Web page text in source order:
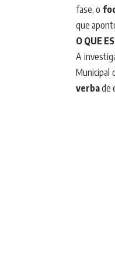
fase, o
que
O QUE
A
Municipal
verbade